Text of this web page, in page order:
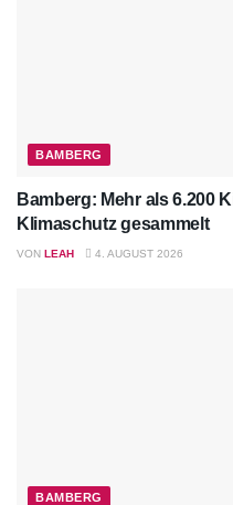
BAMBERG
Bamberg: Mehr als 6.200
Klimaschutz gesammelt
VON LEAH 4. AUGUST 2026
BAMBERG